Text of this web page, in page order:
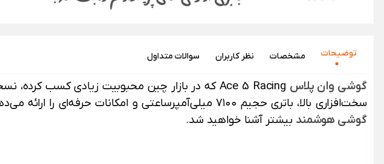
توضیحات مشخصات نظر‌ کاربران سوالات متداول
گوشی وان پلاس
سخت‌افزاری بالا، باتری حجیم ۷۱۰۰ میلی‌آمپر‌ساعتی و امکانات حرفه‌ای را ارائه می‌دهد تا با قیمتی رقابتی تجربه‌ای نزدیک پرچم‌داران را فراهم کند. در این صفحه از
گوشی هوشمند بیشتر آشنا خواهید شد.